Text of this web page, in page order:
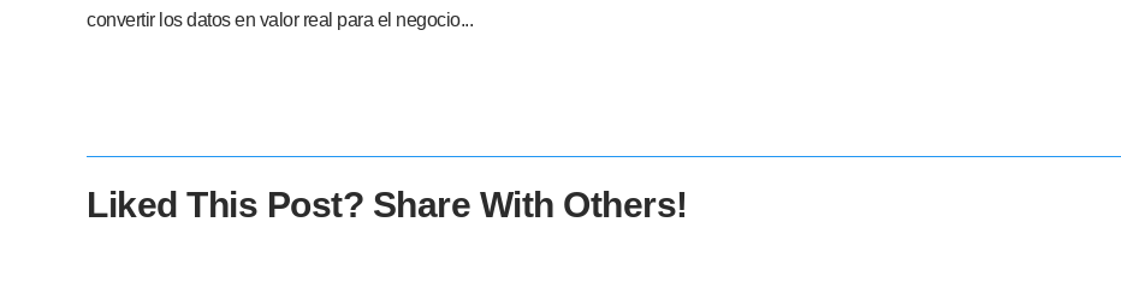
convertir los datos en valor real para el negocio...
Liked This Post? Share With Others!